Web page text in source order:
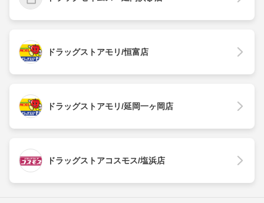
ドラッグストアモリ/恒富店
ドラッグストアモリ/延岡一ヶ岡店
ドラッグストアコスモス/塩浜店